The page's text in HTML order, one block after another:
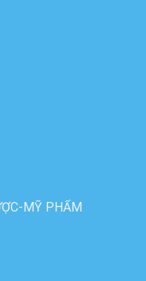
MỸ PHẨM